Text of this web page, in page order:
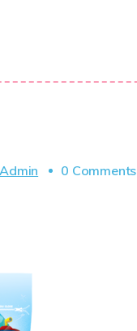
Admin 0 Comments